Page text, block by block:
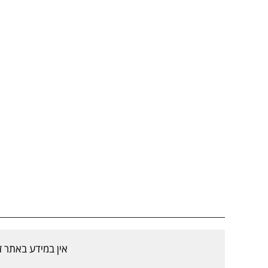
אין במידע באתר